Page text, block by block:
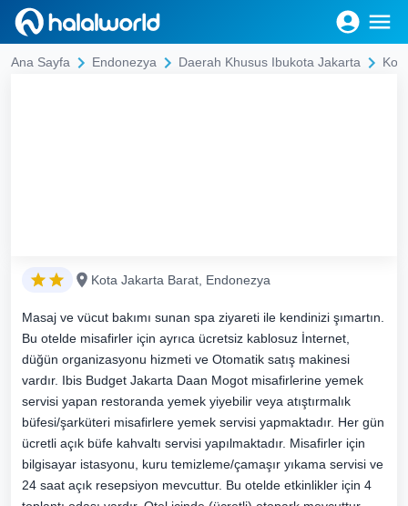
Ana Sayfa Endonezya Daerah Khusus Ibukota Jakarta
Kota Jakarta Barat, Endonezya
Masaj ve vücut bakımı sunan spa ziyareti ile kendinizi şımartın.
Bu otelde misafirler için ayrıca ücretsiz kablosuz İnternet,
düğün organizasyonu hizmeti ve Otomatik satış makinesi
vardır. Ibis Budget Jakarta Daan Mogot misafirlerine yemek
servisi yapan restoranda yemek yiyebilir veya atıştırmalık
büfesi/şarküteri misafirlere yemek servisi yapmaktadır. Her gün
ücretli açık büfe kahvaltı servisi yapılmaktadır. Misafirler için
bilgisayar istasyonu, kuru temizleme/çamaşır yıkama servisi ve
24 saat açık resepsiyon mevcuttur. Bu otelde etkinlikler için 4